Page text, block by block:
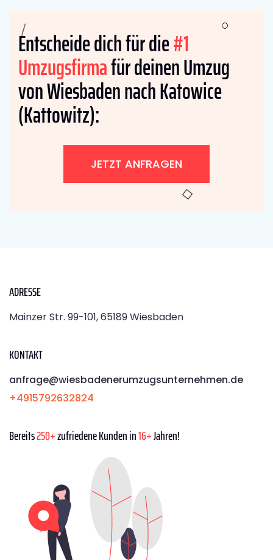
Entscheide dich für die#1
Umzugsfirmafür deinen Umzug
von Wiesbaden nach Katowice
(Kattowitz):
JETZT ANFRAGEN
ADRESSE
Mainzer Str. 99-101, 65189 Wiesbaden
KONTAKT
anfrage@wiesbadenerumzugsunternehmen.de
+4915792632824
Bereits250+zufriedene Kunden in16+Jahren!